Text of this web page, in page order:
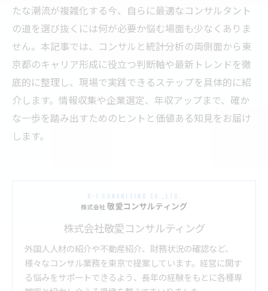
たな潮流が複雑化する今、自らに最適なコンサルタント
の道を選び抜くには何が必要か悩む場面も少なくありま
せん。本記事では、コンサルと統計分析の両側面から東
京都のキャリア形成に役立つ判断軸や最新トレンドを徹
底的に整理し、現場で実践できるステップを具体的に紹
介します。情報収集や企業選定、年収アップまで、確か
な一歩を踏み出すためのヒントと価値ある知見をお届け
します。
株式会社敬愛コンサルティング
外国人人材の紹介や不動産紹介、財務状況の確認など、
様々なコンサル業務を東京で提案しています。経営に関す
る悩みをサポートできるよう、長年の経験をもとに各種専